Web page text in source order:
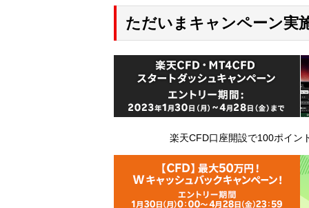
ただいまキャンペーン実
楽天CFD口座開設で100ポイン